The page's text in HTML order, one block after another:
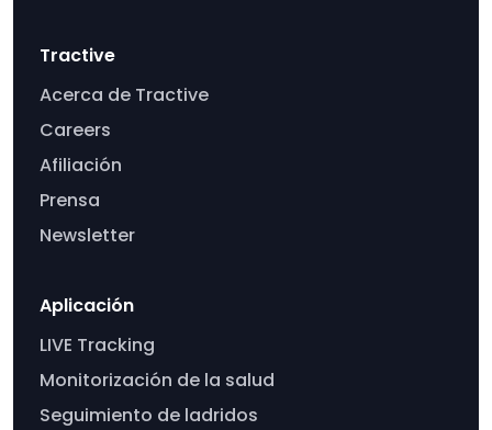
Tractive
Acerca de Tractive
Careers
Afiliación
Prensa
Newsletter
Aplicación
LIVE Tracking
Monitorización de la salud
Seguimiento de ladridos